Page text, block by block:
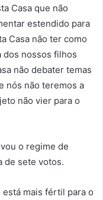
Casa que não
estendido para
Casa não ter como
dos nossos filhos
não debater temas
nós não teremos a
não vier para o
o regime de
de sete votos.
mais fértil para o